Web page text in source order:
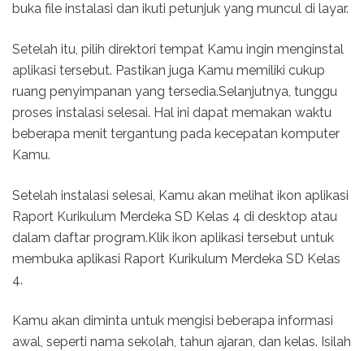
buka file instalasi dan ikuti petunjuk yang muncul di layar.
Setelah itu, pilih direktori tempat Kamu ingin menginstal
aplikasi tersebut. Pastikan juga Kamu memiliki cukup
ruang penyimpanan yang tersedia.Selanjutnya, tunggu
proses instalasi selesai. Hal ini dapat memakan waktu
beberapa menit tergantung pada kecepatan komputer
Kamu.
Setelah instalasi selesai, Kamu akan melihat ikon aplikasi
Raport Kurikulum Merdeka SD Kelas 4 di desktop atau
dalam daftar program.Klik ikon aplikasi tersebut untuk
membuka aplikasi Raport Kurikulum Merdeka SD Kelas
4.
Kamu akan diminta untuk mengisi beberapa informasi
awal, seperti nama sekolah, tahun ajaran, dan kelas. Isilah